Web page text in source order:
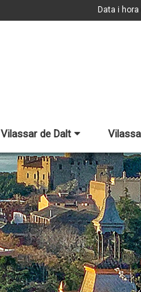
Data i
Vilassar de Dalt